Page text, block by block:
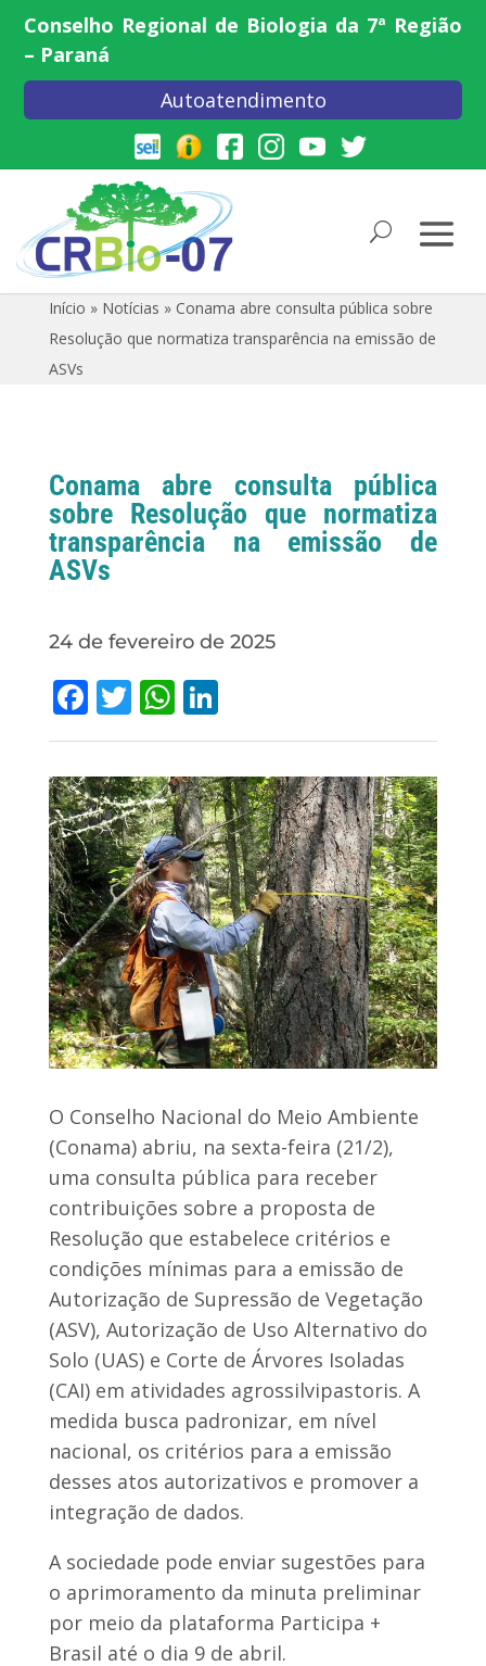
Conselho Regional de Biologia da 7ª Região
– Paraná
Autoatendimento
Início » Notícias » Conama abre consulta pública sobre
Resolução que normatiza transparência na emissão de
ASVs
Conama abre consulta pública
sobre Resolução que normatiza
transparência na emissão de
ASVs
24 de fevereiro de 2025
Facebook
Twitter
WhatsApp
LinkedIn
O Conselho Nacional do Meio Ambiente
(Conama) abriu, na sexta-feira (21/2),
uma consulta pública para receber
contribuições sobre a proposta de
Resolução que estabelece critérios e
condições mínimas para a emissão de
Autorização de Supressão de Vegetação
(ASV), Autorização de Uso Alternativo do
Solo (UAS) e Corte de Árvores Isoladas
(CAI) em atividades agrossilvipastoris. A
medida busca padronizar, em nível
nacional, os critérios para a emissão
desses atos autorizativos e promover a
integração de dados.
A sociedade pode enviar sugestões para
o aprimoramento da minuta preliminar
por meio da plataforma Participa +
Brasil até o dia 9 de abril.